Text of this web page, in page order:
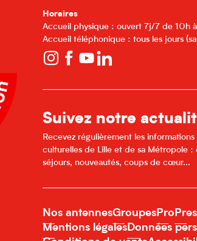
Horaires
Accueil physique : ouvert 7j/7 de 10h
Accueil téléphonique : tous les jours
Suivez notre
Recevez régulièrement les
culturelles de Lille et de sa Métropole :
séjours, nouveautés, coups de cœur...
Nos antennesGroupes Pro
Mentions légales Données